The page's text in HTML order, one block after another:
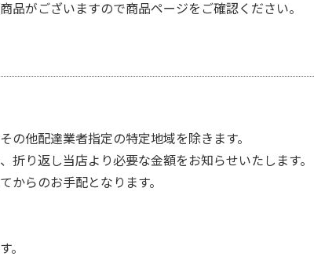
品がございますので商品ページをご確認ください。
の他配達業者指定の特定地域を除きます。
折り返し当店より必要な金額をお知らせいたします。
からのお手配となります。
。